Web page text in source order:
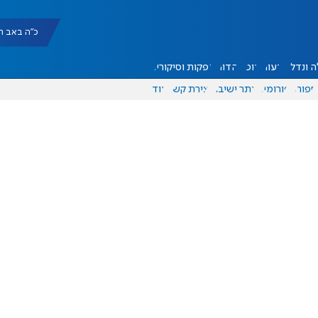
כ"ה באב תשפ"ו
ונדל"ן דעות אוכל יהדות הפקות וסיקורים
ספורט פורומים אתר ישיבה יצירת קשר עוד